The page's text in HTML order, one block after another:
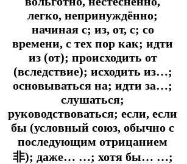
легко, непринуждённо;
начиная с; из, от, с; со
времени, с тех пор как; идти
из (от); происходить от
(вследствие); исходить из…;
основываться на; идти за…;
слушаться;
руководствоваться; если, если
бы (условный союз, обычно с
последующим отрицанием
非); даже… …; хотя бы… …;